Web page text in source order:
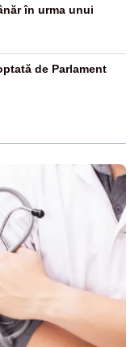
în urma unui
de Parlament